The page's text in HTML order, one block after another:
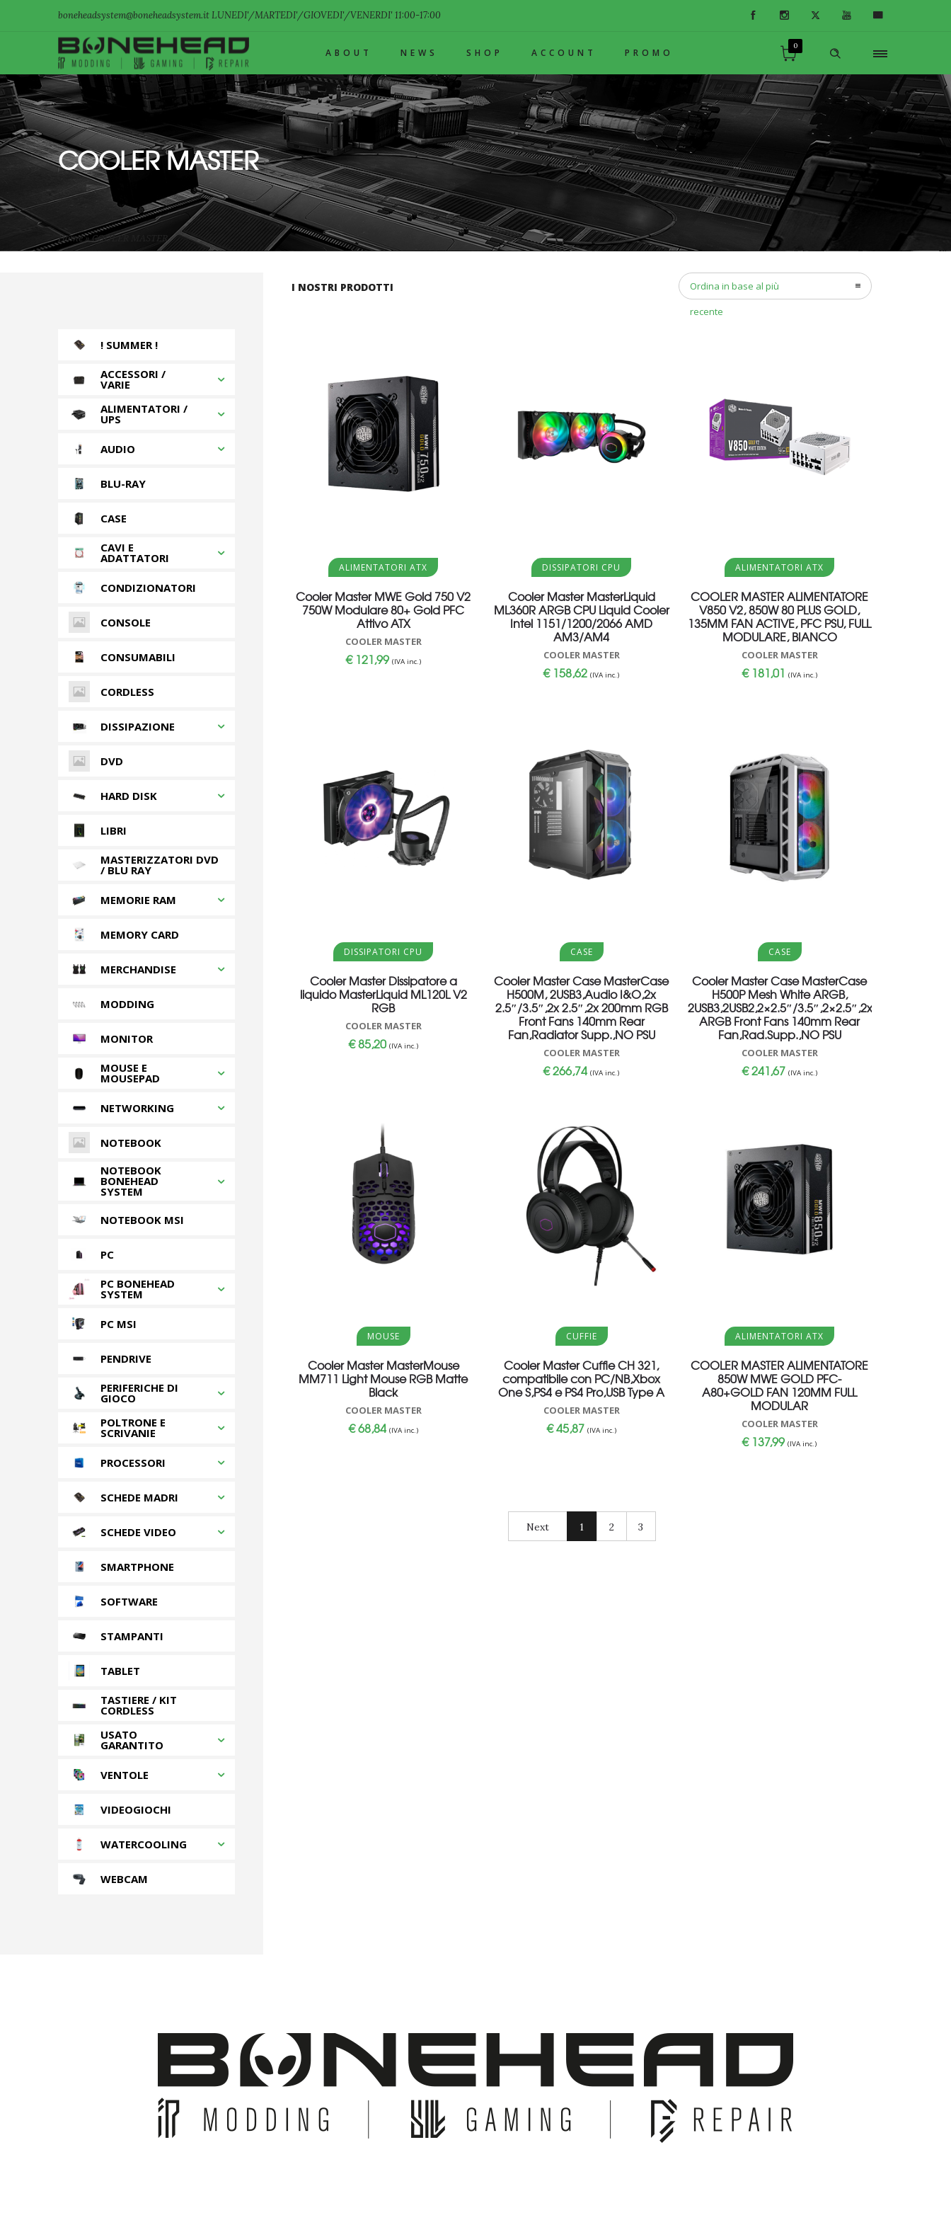
boneheadsystem@boneheadsystem.it LUNEDI'/MARTEDI'/GIOVEDI'/VENERDI' 11:00-17:00
0
ABOUT NEWS SHOP ACCOUNT PROMO
COOLER MASTER
Home»COOLER MASTER
I NOSTRI PRODOTTI
Ordina in base al più
recente
Aggiungi al carrello
ALIMENTATORI ATX
Cooler Master MWE Gold 750 V2
750W Modulare 80+ Gold PFC
Attivo ATX
COOLER MASTER
€121,99 (IVA inc.)
Aggiungi al carrello
DISSIPATORI CPU
Cooler Master MasterLiquid
ML360R ARGB CPU Liquid Cooler
Intel 1151/1200/2066 AMD
AM3/AM4
COOLER MASTER
€158,62 (IVA inc.)
Aggiungi al carrello
ALIMENTATORI ATX
COOLER MASTER ALIMENTATORE
V850 V2, 850W 80 PLUS GOLD,
135MM FAN ACTIVE, PFC PSU, FULL
MODULARE, BIANCO
COOLER MASTER
€181,01 (IVA inc.)
Aggiungi al carrello
DISSIPATORI CPU
Cooler Master Dissipatore a
liquido MasterLiquid ML120L V2
RGB
COOLER MASTER
€85,20 (IVA inc.)
Aggiungi al carrello
CASE
Cooler Master Case MasterCase
H500M, 2USB3,Audio I&O,2x
2.5″/3.5″,2x 2.5″,2x 200mm RGB
Front Fans 140mm Rear
Fan,Radiator Supp.,NO PSU
COOLER MASTER
€266,74 (IVA inc.)
Aggiungi al carrello
CASE
Cooler Master Case MasterCase
H500P Mesh White ARGB,
2USB3,2USB2,2×2.5″/3.5″,2×2.5″,2x200mm
ARGB Front Fans 140mm Rear
Fan,Rad.Supp.,NO PSU
COOLER MASTER
€241,67 (IVA inc.)
Aggiungi al carrello
MOUSE
Cooler Master MasterMouse
MM711 Light Mouse RGB Matte
Black
COOLER MASTER
€68,84 (IVA inc.)
Aggiungi al carrello
CUFFIE
Cooler Master Cuffie CH 321,
compatibile con PC/NB,Xbox
One S,PS4 e PS4 Pro,USB Type A
COOLER MASTER
€45,87 (IVA inc.)
Aggiungi al carrello
ALIMENTATORI ATX
COOLER MASTER ALIMENTATORE
850W MWE GOLD PFC-
A80+GOLD FAN 120MM FULL
MODULAR
COOLER MASTER
€137,99 (IVA inc.)
Next 1 2 3
! SUMMER !
ACCESSORI /
VARIE
ALIMENTATORI /
UPS
AUDIO
BLU-RAY
CASE
CAVI E
ADATTATORI
CONDIZIONATORI
CONSOLE
CONSUMABILI
CORDLESS
DISSIPAZIONE
DVD
HARD DISK
LIBRI
MASTERIZZATORI DVD
/ BLU RAY
MEMORIE RAM
MEMORY CARD
MERCHANDISE
MODDING
MONITOR
MOUSE E
MOUSEPAD
NETWORKING
NOTEBOOK
NOTEBOOK
BONEHEAD
SYSTEM
NOTEBOOK MSI
PC
PC BONEHEAD
SYSTEM
PC MSI
PENDRIVE
PERIFERICHE DI
GIOCO
POLTRONE E
SCRIVANIE
PROCESSORI
SCHEDE MADRI
SCHEDE VIDEO
SMARTPHONE
SOFTWARE
STAMPANTI
TABLET
TASTIERE / KIT
CORDLESS
USATO
GARANTITO
VENTOLE
VIDEOGIOCHI
WATERCOOLING
WEBCAM